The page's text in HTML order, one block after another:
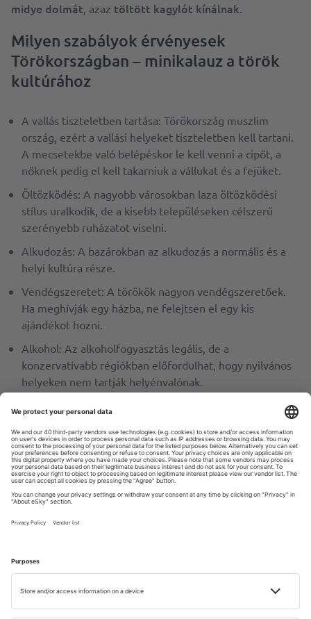
midye dolmát, azaz töltött kagylót kínálnak.
Milyen szabályok érvényesek
Törökországban – minikalauz a török
kultúrához
A vallás tiszteletben tartása: Törökország muszlim
ország, ezért a vallási helyeket tiszteletben kell tartani.
A mecsetekbe való belépéskor le kell venni a cipőt, a
nőknek pedig el kell takarniuk a vállukat és a fejüket.
Öltözködés: A nagyobb városokban laza öltözködési
stílus uralkodik, de a kisebb településeken célszerű
szerényebb ruházatot viselni.
Alkudozás: A bazárokban az alkudozás a normális és a
helyi kultúra része.
Vendégszeretet: A törökök nagyon vendégszeretőek.
Ha meghívják egy házba, ne felejtsen el egy kis
ajándékot hozni.
Alkohol: Az alkoholfogyasztás legális, de a
konzervatívabb régiókban előfordulhat, hogy nyilvános
helyeken nem tartják helyénvalónak.
Lehetséges Törökországba utazni
útlevél nélkül?
A magyar állampolgárok érvényes útlevéllel vagy személyi
igazolvánnyal léphetnek be Törökországba. Az útlevélnek
érvényesnek kell lennie a Törökországba történő
Felhívjuk a Törökországba utazók figyelmét, hogy
amennyiben sem útlevelük, sem személyi igazolványuk
érvényessége nem éri el a 180 napot a belépés napján, és